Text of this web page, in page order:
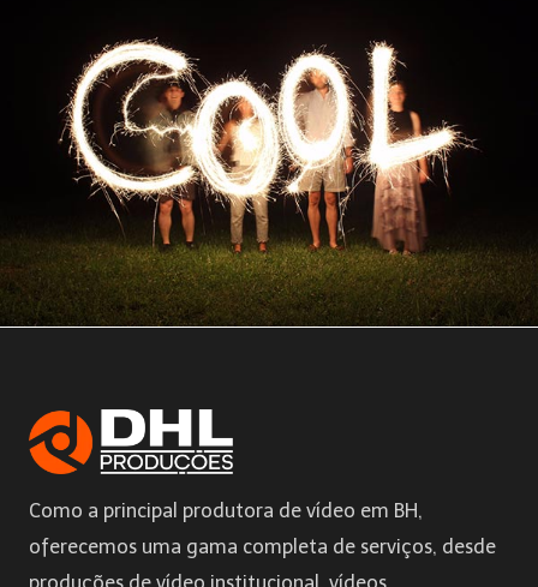
Como a principal produtora de vídeo em BH,
oferecemos uma gama completa de serviços, desde